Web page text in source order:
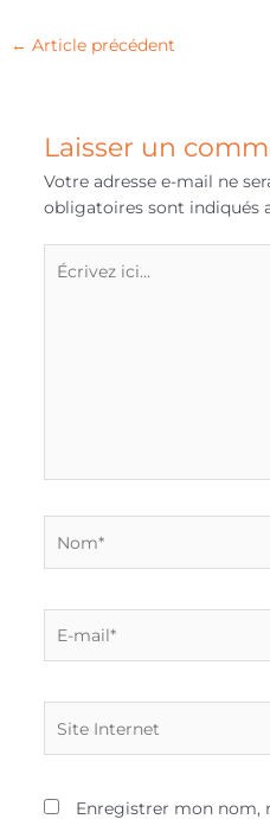
← Article précédent
Laisser un
Votre adresse e-mail ne
obligatoires sont indiqués
ici…
mail*
Internet
Enregistrer mon nom,